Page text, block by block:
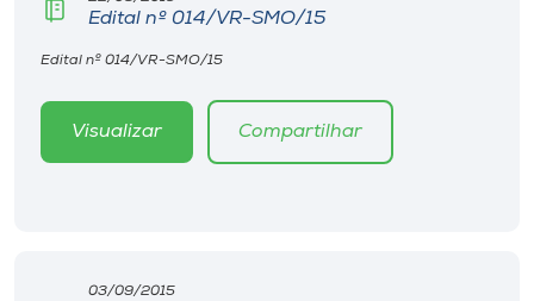
Editora
Edital nº 014/VR-SMO/15
Edital nº 014/VR-SMO/15
Visualizar Compartilhar
03/09/2015